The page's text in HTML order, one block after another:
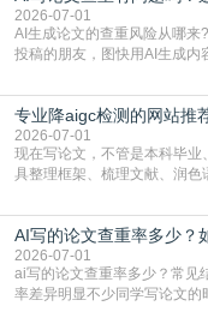
了满足现在高校、期刊对AI生
2026-07-01
AI生成论文的查重风险从哪来
投稿的朋友，图快用AI生成内
自带不可忽视的查重风险。AI
于训练数据的概率拼接，不是
有的高频公共表述，甚至直接
专业降aigc检测的网站推
2026-07-01
现在写论文，不管是本科毕
具整理框架、梳理文献、润色
五遍还是过不了预检测的大
站，就能少走好多弯路。
容的学术合规痛点去年帮一个
AI写的论文查重率多少？
2026-07-01
ai写的论文查重率多少？常见
率差异明显不少同学写论文的